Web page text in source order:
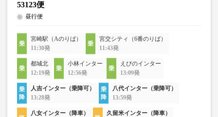
53123便
昼行便
宮崎駅（Aのりば）
11:30発
宮交シティ（6番のりば）
11:43発
都城北
12:19発
小林インター
12:56発
えびのインター
13:09発
人吉インター（乗降可）
13:28発
八代インター（乗降可）
13:59発
八女インター（降車）
久留米インター（降車）